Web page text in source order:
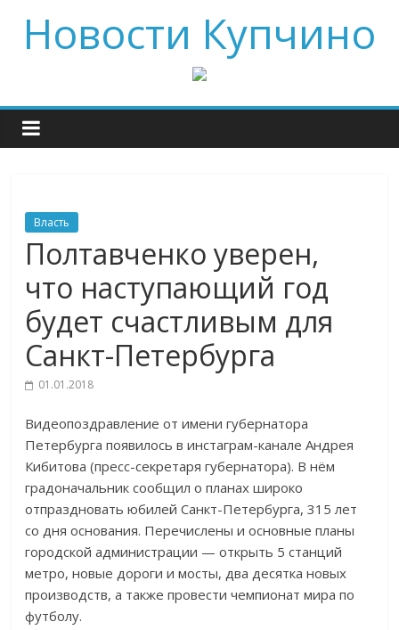
Новости Купчино
Власть
Полтавченко уверен,
что наступающий год
будет счастливым для
Санкт-Петербурга
01.01.2018
Видеопоздравление от имени губернатора
Петербурга появилось в инстаграм-канале Андрея
Кибитова (пресс-секретаря губернатора). В нём
градоначальник сообщил о планах широко
отпраздновать юбилей Санкт-Петербурга, 315 лет
со дня основания. Перечислены и основные планы
городской администрации — открыть 5 станций
метро, новые дороги и мосты, два десятка новых
производств, а также провести чемпионат мира по
футболу.